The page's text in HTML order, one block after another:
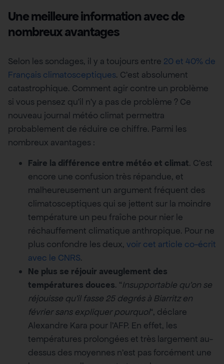
Une meilleure information avec de
nombreux avantages
Selon les sondages, il y a toujours entre 20 et 40% de
Français climatosceptiques. C’est absolument
catastrophique. Comment agir contre un problème
si vous pensez qu’il n’y a pas de problème ? Ce
nouveau journal météo climat permettra
probablement de réduire ce chiffre. Parmi les
nombreux avantages :
Faire la différence entre météo et climat. C’est
encore une confusion très répandue, et
malheureusement un argument fréquent des
climatosceptiques qui se jettent sur la moindre
température un peu fraîche pour nier le
réchauffement climatique anthropique. Pour ne
plus confondre les deux, voir cet article co-écrit
avec le CNRS.
Ne plus se réjouir aveuglement des
températures douces. “Insupportable qu’on se
réjouisse qu’il fasse 25 degrés à Biarritz en
février sans expliquer pourquoi“, déclare
Alexandre Kara pour l’AFP. En effet, les
températures prolongées et très largement au-
dessus des moyennes n’est pas forcément une